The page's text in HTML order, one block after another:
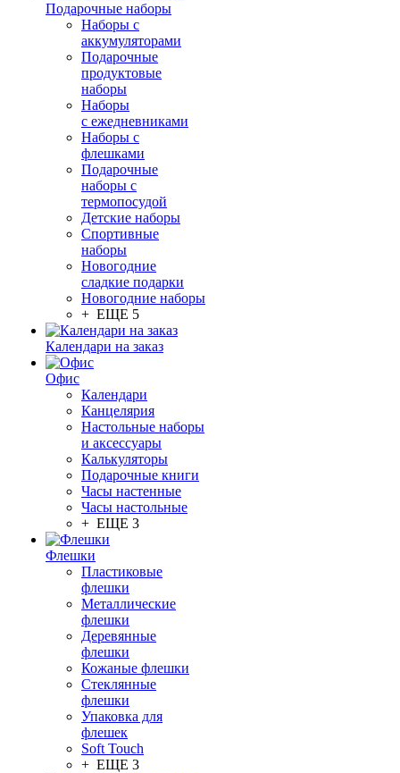
Подарочные наборы
Наборы с
аккумуляторами
Подарочные
продуктовые
наборы
Наборы
с ежедневниками
Наборы с
флешками
Подарочные
наборы с
термопосудой
Детские наборы
Спортивные
наборы
Новогодние
сладкие подарки
Новогодние наборы
+ ЕЩЕ 5
Календари на заказ
Офис
Календари
Канцелярия
Настольные наборы
и аксессуары
Калькуляторы
Подарочные книги
Часы настенные
Часы настольные
+ ЕЩЕ 3
Флешки
Пластиковые
флешки
Металлические
флешки
Деревянные
флешки
Кожаные флешки
Стеклянные
флешки
Упаковка для
флешек
Soft Touch
+ ЕЩЕ 3